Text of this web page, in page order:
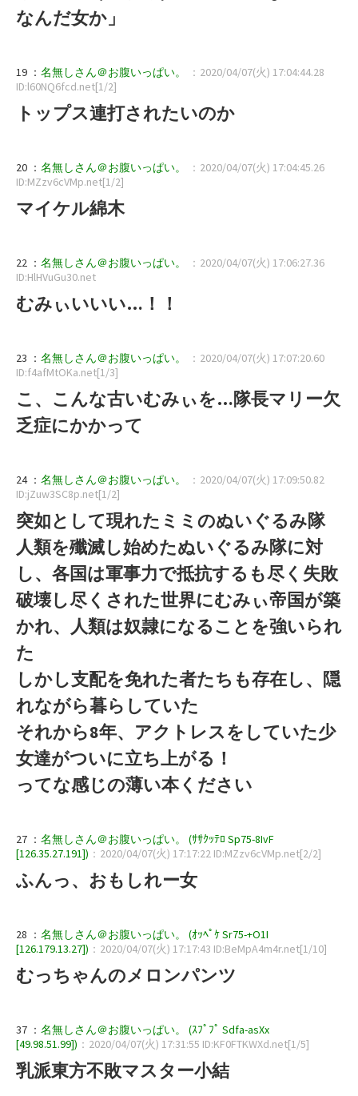
なんだ女か」
19 ： 名無しさん＠お腹いっぱい。
：2020/04/07(火) 17:04:44.28
ID:l60NQ6fcd.net[1/2]
トップス連打されたいのか
20 ： 名無しさん＠お腹いっぱい。
：2020/04/07(火) 17:04:45.26
ID:MZzv6cVMp.net[1/2]
マイケル綿木
22 ： 名無しさん＠お腹いっぱい。
：2020/04/07(火) 17:06:27.36
ID:HlHVuGu30.net
むみぃいいい…！！
23 ： 名無しさん＠お腹いっぱい。
：2020/04/07(火) 17:07:20.60
ID:f4afMtOKa.net[1/3]
こ、こんな古いむみぃを…隊長マリー欠
乏症にかかって
24 ： 名無しさん＠お腹いっぱい。
：2020/04/07(火) 17:09:50.82
ID:jZuw3SC8p.net[1/2]
突如として現れたミミのぬいぐるみ隊
人類を殲滅し始めたぬいぐるみ隊に対
し、各国は軍事力で抵抗するも尽く失敗
破壊し尽くされた世界にむみぃ帝国が築
かれ、人類は奴隷になることを強いられ
た
しかし支配を免れた者たちも存在し、隠
れながら暮らしていた
それから8年、アクトレスをしていた少
女達がついに立ち上がる！
ってな感じの薄い本ください
27 ： 名無しさん＠お腹いっぱい。 (ｻｻｸｯﾃﾛ Sp75-8IvF
[126.35.27.191]) ：2020/04/07(火) 17:17:22 ID:MZzv6cVMp.net[2/2]
ふんっ、おもしれー女
28 ： 名無しさん＠お腹いっぱい。 (ｵｯﾍﾟｹ Sr75-+O1I
[126.179.13.27]) ：2020/04/07(火) 17:17:43 ID:BeMpA4m4r.net[1/10]
むっちゃんのメロンパンツ
37 ： 名無しさん＠お腹いっぱい。 (ｽﾌﾟﾌﾟ Sdfa-asXx
[49.98.51.99]) ：2020/04/07(火) 17:31:55 ID:KF0FTKWXd.net[1/5]
乳派東方不敗マスター小結